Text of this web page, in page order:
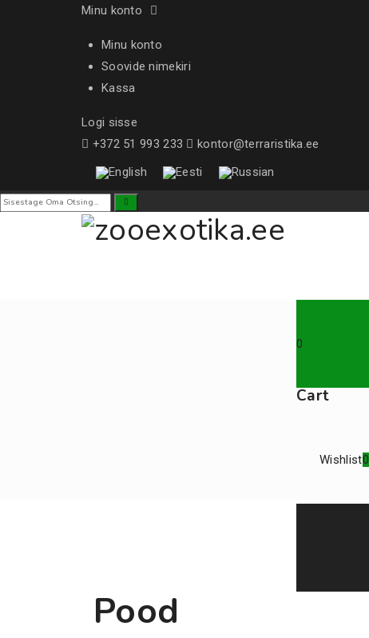
Minu konto
Minu konto
Soovide nimekiri
Kassa
Logi sisse
+372 51 993 233
kontor@terraristika.ee
0
Cart
Wishlist0
Pood